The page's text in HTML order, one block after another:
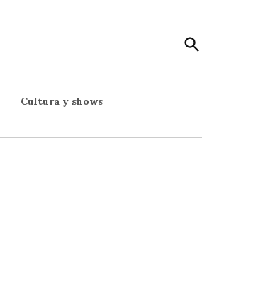
Open
Search
Cultura y shows